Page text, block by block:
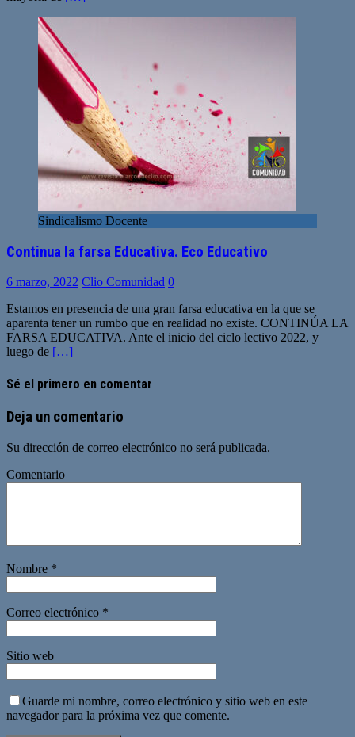
Sindicalismo Docente
Continua la farsa Educativa. Eco Educativo
6 marzo, 2022 Clio Comunidad 0
Estamos en presencia de una gran farsa educativa en la que se
aparenta tener un rumbo que en realidad no existe. CONTINÚA LA
FARSA EDUCATIVA. Ante el inicio del ciclo lectivo 2022, y
luego de […]
Sé el primero en comentar
Deja un comentario
Su dirección de correo electrónico no será publicada.
Comentario
Nombre *
Correo electrónico *
Sitio web
Guarde mi nombre, correo electrónico y sitio web en este
navegador para la próxima vez que comente.